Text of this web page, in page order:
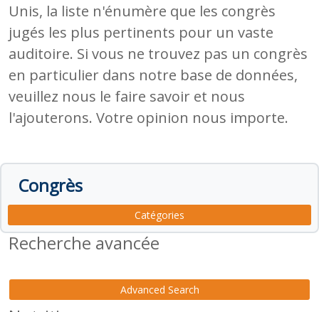
Unis, la liste n'énumère que les congrès
jugés les plus pertinents pour un vaste
auditoire. Si vous ne trouvez pas un congrès
en particulier dans notre base de données,
veuillez nous le faire savoir et nous
l'ajouterons. Votre opinion nous importe.
Congrès
Catégories
Recherche avancée
Advanced Search